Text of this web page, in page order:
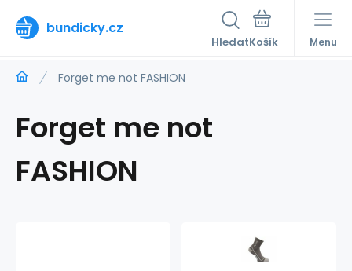
bundicky.cz
Hledat Menu
Forget me not FASHION
Forget me not
FASHION